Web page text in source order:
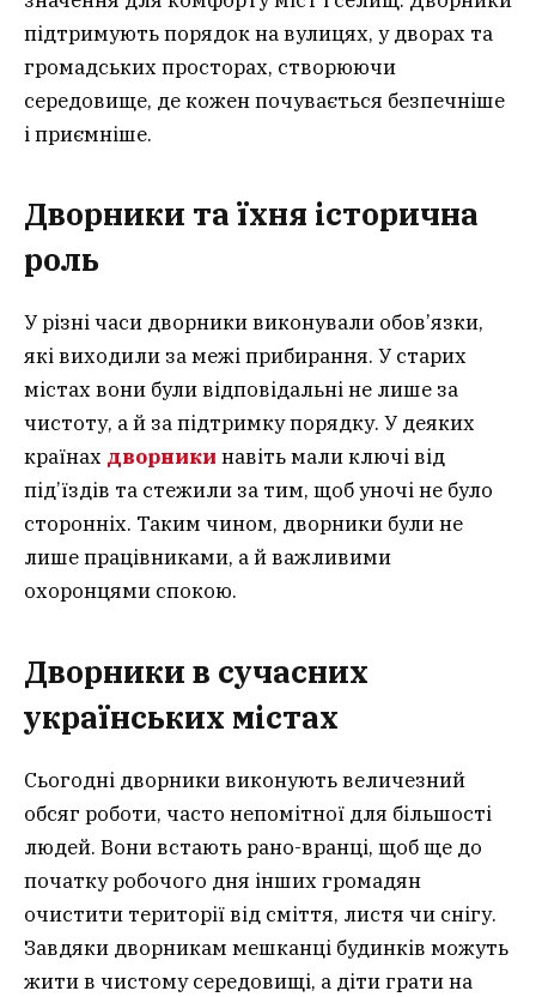
підтримують порядок на вулицях, у дворах та
громадських просторах, створюючи
середовище, де кожен почувається безпечніше
і приємніше.
Дворники та їхня історична
роль
У різні часи дворники виконували обов’язки,
які виходили за межі прибирання. У старих
містах вони були відповідальні не лише за
чистоту, а й за підтримку порядку. У деяких
країнах дворники навіть мали ключі від
під’їздів та стежили за тим, щоб уночі не було
сторонніх. Таким чином, дворники були не
лише працівниками, а й важливими
охоронцями спокою.
Дворники в сучасних
українських містах
Сьогодні дворники виконують величезний
обсяг роботи, часто непомітної для більшості
людей. Вони встають рано-вранці, щоб ще до
початку робочого дня інших громадян
очистити території від сміття, листя чи снігу.
Завдяки дворникам мешканці будинків можуть
жити в чистому середовищі, а діти грати на